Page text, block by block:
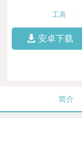
工具
安卓下载
简介